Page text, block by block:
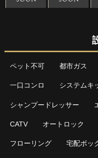
ペット不可 都市ガス
一口コンロ システムキ
シャンプードレッサー
CATV オートロック
フローリング 宅配ボッ